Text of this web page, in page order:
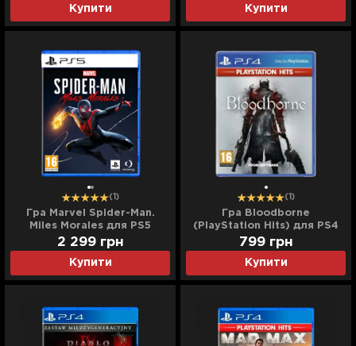
Купити Купити
(1)
Гра Marvel Spider-Man.
Miles Morales для PS5
Купити
2 299 грн
(1)
Гра Bloodborne
(PlayStation Hits) для PS4
Купити
799 грн